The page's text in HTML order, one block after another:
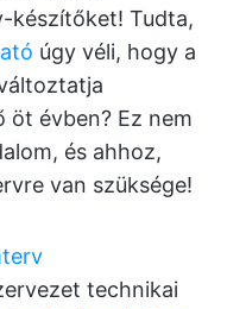
készítőket! Tudta,
úgy véli, hogy a
öt évben? Ez nem
és ahhoz,
van szüksége!
technikai